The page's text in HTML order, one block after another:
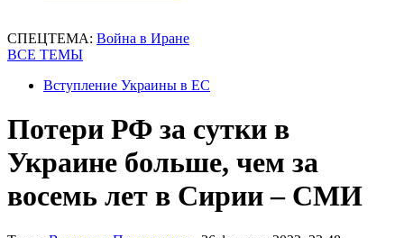
СПЕЦТЕМА: Война в Иране
ВСЕ ТЕМЫ
Вступление Украины в ЕС
Потери РФ за сутки в
Украине больше, чем за
восемь лет в Сирии – СМИ